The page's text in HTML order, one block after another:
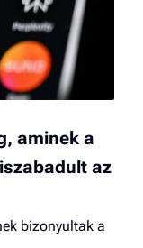
aminek a
az
bizonyultak a